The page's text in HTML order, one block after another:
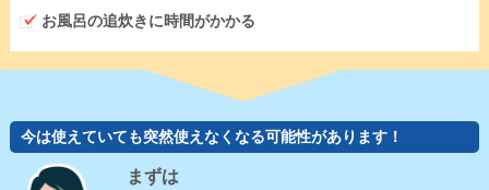
お風呂の追炊きに時間がかかる
今は使えていても突然使えなくなる可能性があります！
まずは